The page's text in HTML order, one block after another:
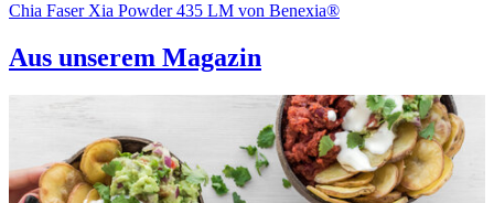
Chia Faser Xia Powder 435 LM von Benexia®
Aus unserem Magazin